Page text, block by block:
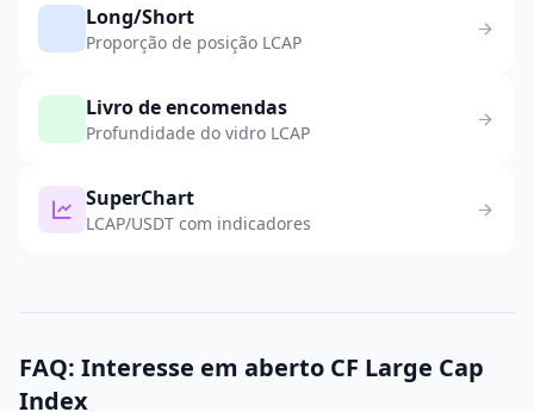
Long/Short
Proporção de posição LCAP
Livro de encomendas
Profundidade do vidro LCAP
SuperChart
LCAP/USDT com indicadores
FAQ: Interesse em aberto CF Large Cap
Index